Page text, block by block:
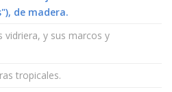
de madera.
vidriera, y sus marcos y
tropicales.